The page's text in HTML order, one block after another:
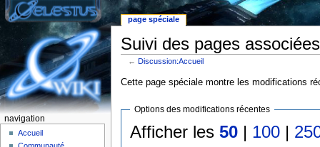
Suivi des pages
←Discussion:Accueil
Cette page spéciale montre les modifications
Options des modifications récentes
Afficher les50 | 100 |
page spéciale
navigation
Accueil